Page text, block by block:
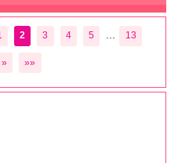
2 3 4 5 13
» »»